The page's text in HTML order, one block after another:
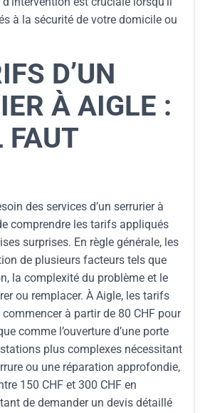
à la sécurité de votre domicile ou
D’UN
À AIGLE :
FAUT
des services d’un serrurier à
comprendre les tarifs appliqués
surprises. En règle générale, les
de plusieurs facteurs tels que
la complexité du problème et le
ou remplacer. À Aigle, les tarifs
commencer à partir de 80 CHF pour
comme l’ouverture d’une porte
plus complexes nécessitant
ou une réparation approfondie,
150 CHF et 300 CHF en
de demander un devis détaillé